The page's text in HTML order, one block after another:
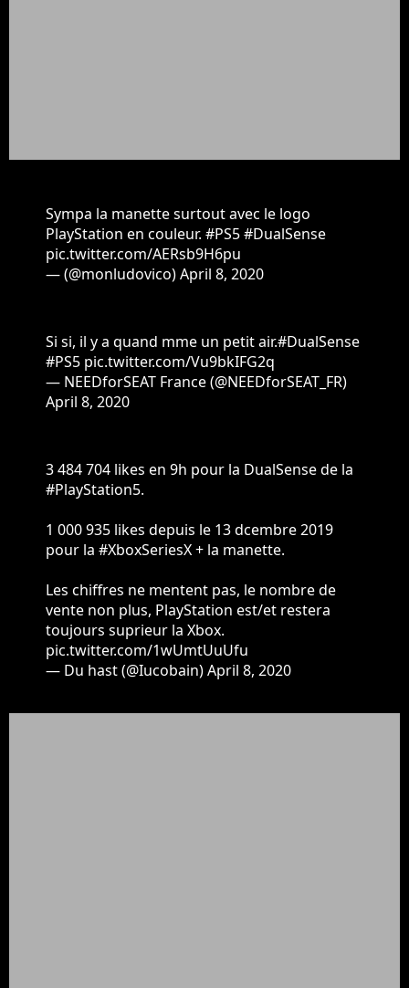
Sympa la manette surtout avec le logo
PlayStation en couleur. #PS5#DualSense
pic.twitter.com/AERsb9H6pu
— (@monludovico)April 8, 2020
Si si, il y a quand mme un petit air.#DualSense
#PS5 pic.twitter.com/Vu9bkIFG2q
— NEEDforSEAT France (@NEEDforSEAT_FR)
April 8, 2020
3 484 704 likes en 9h pour la DualSense de la
#PlayStation5.
1 000 935 likes depuis le 13 dcembre 2019
pour la #XboxSeriesX+ la manette.
Les chiffres ne mentent pas, le nombre de
vente non plus, PlayStation est/et restera
toujours suprieur la Xbox.
pic.twitter.com/1wUmtUuUfu
— Du hast (@Iucobain)April 8, 2020